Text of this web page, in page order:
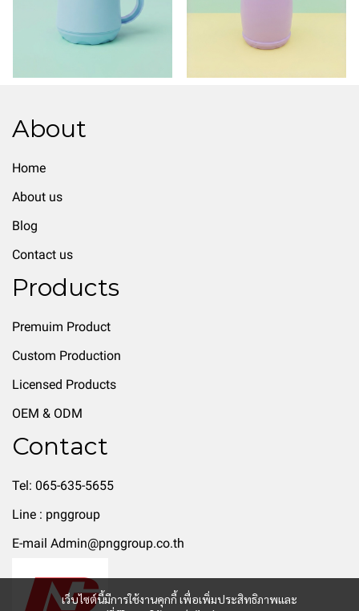
เว็บไซต์นี้มีการใช้งานคุกกี้ เพื่อเพิ่มประสิทธิภาพและ
About
Home
About us
Blog
Contact us
Products
Premuim Product
Custom Production
Licensed Products
OEM & ODM
Contact
Tel: 065-635-5655
Line : pnggroup
E-mail Admin@pnggroup.co.th